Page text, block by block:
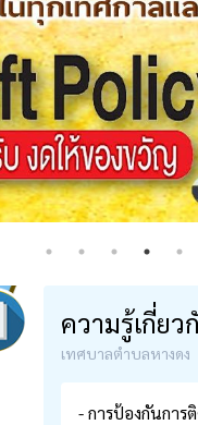
ความรู้เกี่ยว
เทศบาลตำบลหางดง
- การป้องกันการ